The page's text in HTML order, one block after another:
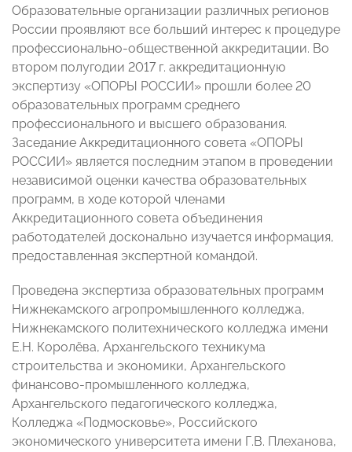
Образовательные организации различных регионов
России проявляют все больший интерес к процедуре
профессионально-общественной аккредитации. Во
втором полугодии 2017 г. аккредитационную
экспертизу «ОПОРЫ РОССИИ» прошли более 20
образовательных программ среднего
профессионального и высшего образования.
Заседание Аккредитационного совета «ОПОРЫ
РОССИИ» является последним этапом в проведении
независимой оценки качества образовательных
программ, в ходе которой членами
Аккредитационного совета объединения
работодателей досконально изучается информация,
предоставленная экспертной командой.
Проведена экспертиза образовательных программ
Нижнекамского агропромышленного колледжа,
Нижнекамского политехнического колледжа имени
Е.Н. Королёва, Архангельского техникума
строительства и экономики, Архангельского
финансово-промышленного колледжа,
Архангельского педагогического колледжа,
Колледжа «Подмосковье», Российского
экономического университета имени Г.В. Плеханова,